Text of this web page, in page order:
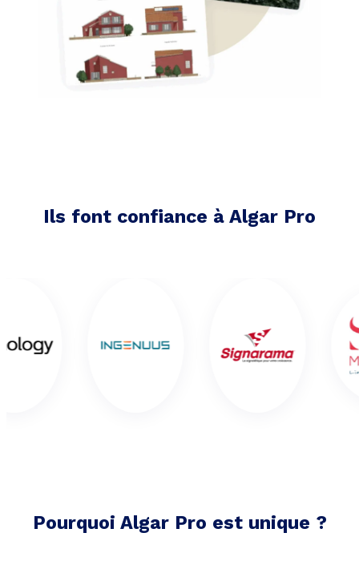
Ils font confiance à Algar Pro
Pourquoi Algar Pro est unique ?